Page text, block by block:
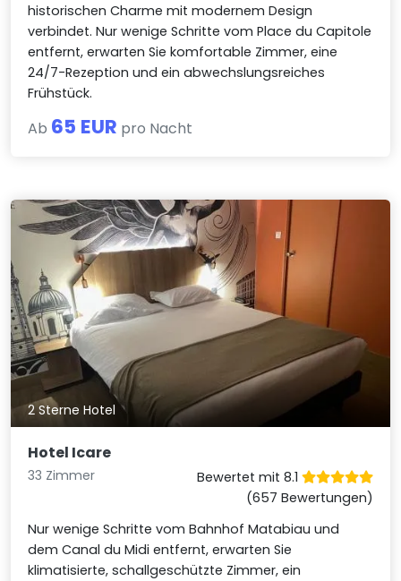
historischen Charme mit modernem Design
verbindet. Nur wenige Schritte vom Place du Capitole
entfernt, erwarten Sie komfortable Zimmer, eine
24/7-Rezeption und ein abwechslungsreiches
Frühstück.
Ab 65 EUR pro Nacht
2 Sterne Hotel
Hotel Icare
33 Zimmer
Bewertet mit 8.1
(657 Bewertungen)
Nur wenige Schritte vom Bahnhof Matabiau und
dem Canal du Midi entfernt, erwarten Sie
klimatisierte, schallgeschützte Zimmer, ein